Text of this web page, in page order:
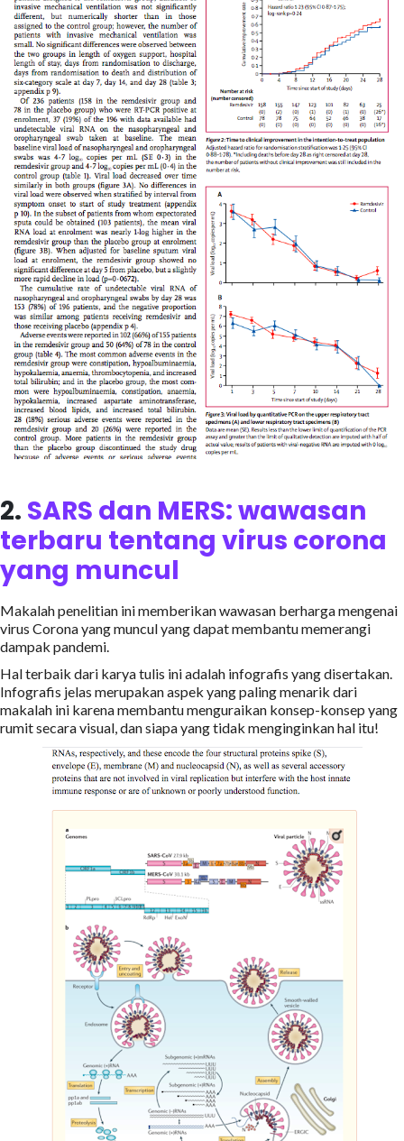
2. SARS dan MERS: wawasan
terbaru tentang virus corona
yang muncul
Makalah penelitian ini memberikan wawasan berharga mengenai
virus Corona yang muncul yang dapat membantu memerangi
dampak pandemi.
Hal terbaik dari karya tulis ini adalah infografis yang disertakan.
Infografis jelas merupakan aspek yang paling menarik dari
makalah ini karena membantu menguraikan konsep-konsep yang
rumit secara visual, dan siapa yang tidak menginginkan hal itu!